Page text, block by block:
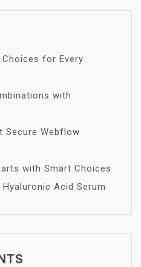
for Every
with
Secure Webflow
with Smart Choices
Acid Serum